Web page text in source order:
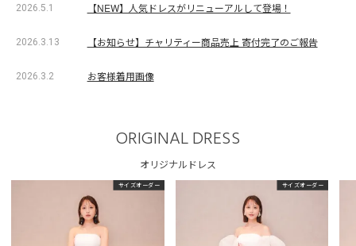
2026.5.1 【NEW】人気ドレスがリニューアルして登場！
2026.3.13 【お知らせ】チャリティー商品売上 寄付完了のご報告
2026.3.2 お客様着用画像
ORIGINAL DRESS
オリジナルドレス
サイズオーダー サイズオーダー